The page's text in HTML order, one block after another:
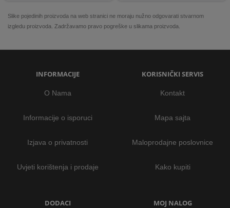
Slike pojedinih proizvoda na web stranici ne moraju nužno odgovarati stvarnom
izgledu proizvoda. Zadržavamo pravo pogreške u slikama proizvoda.
INFORMACIJE
O Nama
Informacije o isporuci
Izjava o privatnosti
Uvjeti korištenja i prodaje
KORISNIČKI SERVIS
Kontakt
Mapa sajta
Maloprodajne poslovnice
Kako kupiti
DODACI MOJ NALOG